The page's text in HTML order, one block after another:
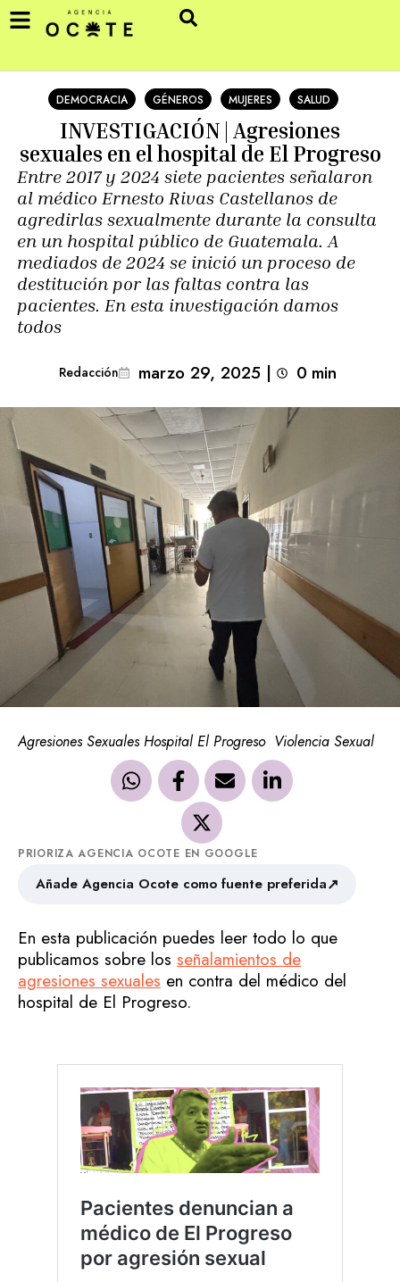
DEMOCRACIA GÉNEROS MUJERES SALUD
INVESTIGACIÓN | Agresiones
sexuales en el hospital de El Progreso
Entre 2017 y 2024 siete pacientes señalaron
al médico Ernesto Rivas Castellanos de
agredirlas sexualmente durante la consulta
en un hospital público de Guatemala. A
mediados de 2024 se inició un proceso de
destitución por las faltas contra las
pacientes. En esta investigación damos
todos
Redacción marzo 29, 2025 | 0 min
Agresiones Sexuales Hospital El Progreso Violencia Sexual
PRIORIZA AGENCIA OCOTE EN GOOGLE
Añade Agencia Ocote como fuente preferida↗
En esta publicación puedes leer todo lo que
publicamos sobre los señalamientos de
agresiones sexuales en contra del médico del
hospital de El Progreso.